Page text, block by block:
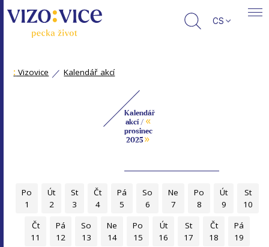
CS
: Vizovice Kalendář akcí
Kalendář
akcí / «
prosinec
2025»
Po
1
Út
2
St
3
Čt
4
Pá
5
So
6
Ne
7
Po
8
Út
9
St
10
Čt
11
Pá
12
So
13
Ne
14
Po
15
Út
16
St
17
Čt
18
Pá
19